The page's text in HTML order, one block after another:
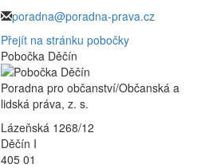
poradna@poradna-prava.cz
Přejít na stránku pobočky
Pobočka Děčín
Poradna pro občanství/Občanská a
lidská práva, z. s.
Lázeňská 1268/12
Děčín I
405 01